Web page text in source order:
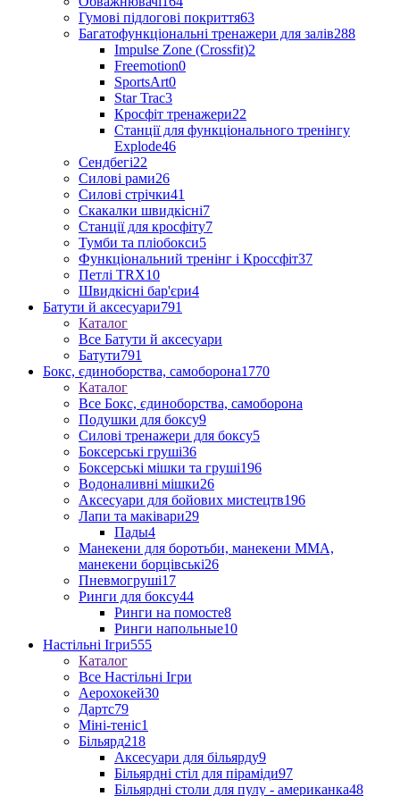
Гумові підлогові покриття63
Багатофункціональні тренажери для залів288
Impulse Zone (Crossfit)2
Freemotion0
SportsArt0
Star Trac3
Кросфіт тренажери22
Станції для функціонального тренінгу
Explode46
Сендбегі22
Силові рами26
Силові стрічки41
Скакалки швидкісні7
Станції для кросфіту7
Тумби та пліобокси5
Функціональний тренінг і Кроссфіт37
Петлі TRX10
Швидкісні бар'єри4
Батути й аксесуари791
Каталог
Все Батути й аксесуари
Батути791
Бокс, єдиноборства, самоборона1770
Каталог
Все Бокс, єдиноборства, самоборона
Подушки для боксу9
Силові тренажери для боксу5
Боксерські груші36
Боксерські мішки та груші196
Водоналивні мішки26
Аксесуари для бойових мистецтв196
Лапи та маківари29
Пады4
Манекени для боротьби, манекени ММА,
манекени борцівські26
Пневмогруші17
Ринги для боксу44
Ринги на помосте8
Ринги напольные10
Настільні Ігри555
Каталог
Все Настільні Ігри
Аерохокей30
Дартс79
Міні-теніс1
Більярд218
Аксесуари для більярду9
Більярдні стіл для піраміди97
Більярдні столи для пулу - американка48